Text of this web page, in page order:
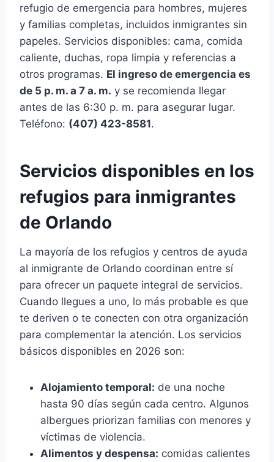
refugio de emergencia para hombres, mujeres
y familias completas, incluidos inmigrantes sin
papeles. Servicios disponibles: cama, comida
caliente, duchas, ropa limpia y referencias a
otros programas. El ingreso de emergencia es
de 5 p. m. a 7 a. m. y se recomienda llegar
antes de las 6:30 p. m. para asegurar lugar.
Teléfono: (407) 423-8581.
Servicios disponibles en los
refugios para inmigrantes
de Orlando
La mayoría de los refugios y centros de ayuda
al inmigrante de Orlando coordinan entre sí
para ofrecer un paquete integral de servicios.
Cuando llegues a uno, lo más probable es que
te deriven o te conecten con otra organización
para complementar la atención. Los servicios
básicos disponibles en 2026 son:
Alojamiento temporal: de una noche
hasta 90 días según cada centro. Algunos
albergues priorizan familias con menores y
víctimas de violencia.
Alimentos y despensa: comidas calientes